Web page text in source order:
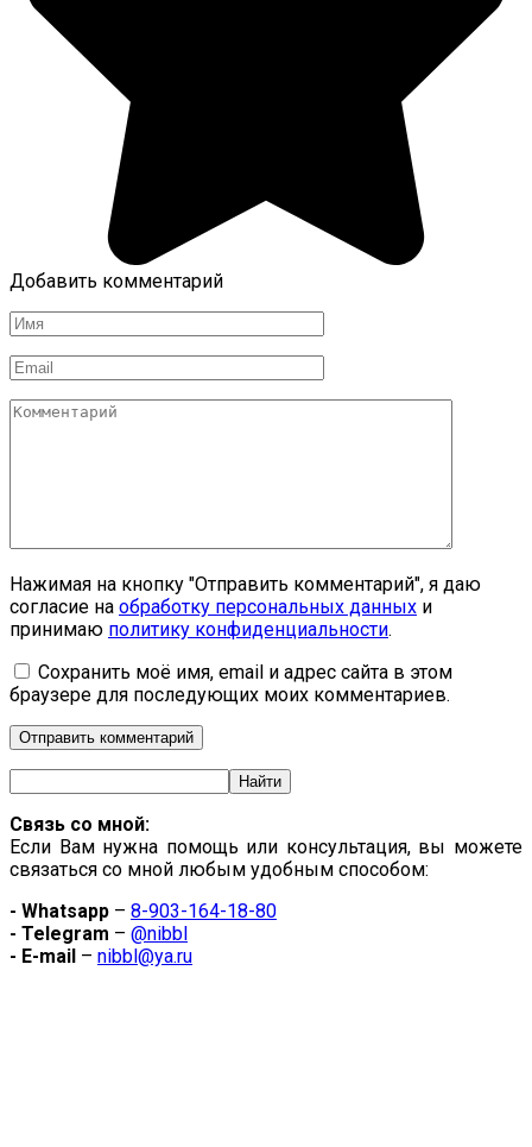
Добавить комментарий
Имя
*
Email
*
Комментарий
Нажимая на кнопку "Отправить комментарий", я даю
согласие на обработку персональных данных и
принимаю политику конфиденциальности.
Сохранить моё имя, email и адрес сайта в этом
браузере для последующих моих комментариев.
Связь со мной:
Если Вам нужна помощь или консультация, вы можете
связаться со мной любым удобным способом:
- Whatsapp – 8-903-164-18-80
- Telegram – @nibbl
- E-mail – nibbl@ya.ru